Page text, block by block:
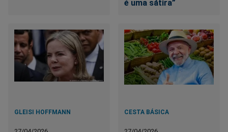
é uma sátira”
GLEISI HOFFMANN CESTA BÁSICA